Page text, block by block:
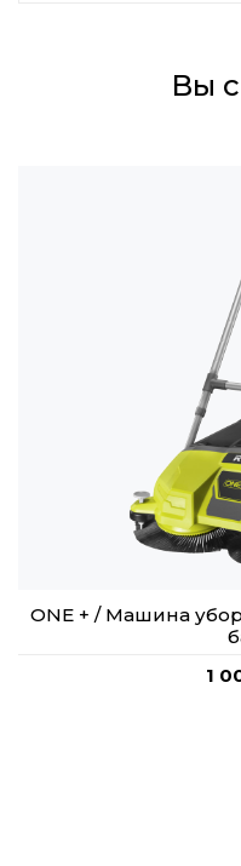
Вы
ONE + / Машина
1